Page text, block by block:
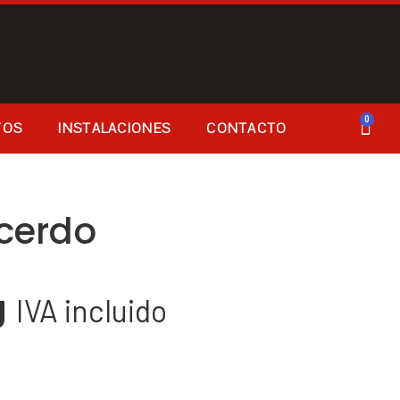
INSTALACIONES CONTACTO
0
IVA incluido